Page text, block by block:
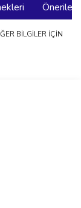
BİLGİLER İÇİN